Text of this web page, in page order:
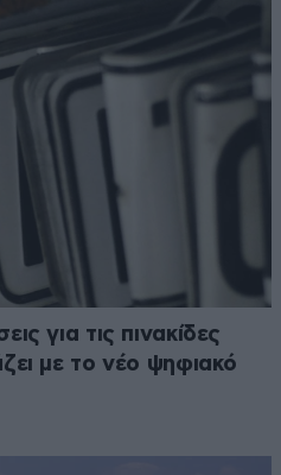
για τις πινακίδες
με το νέο ψηφιακό